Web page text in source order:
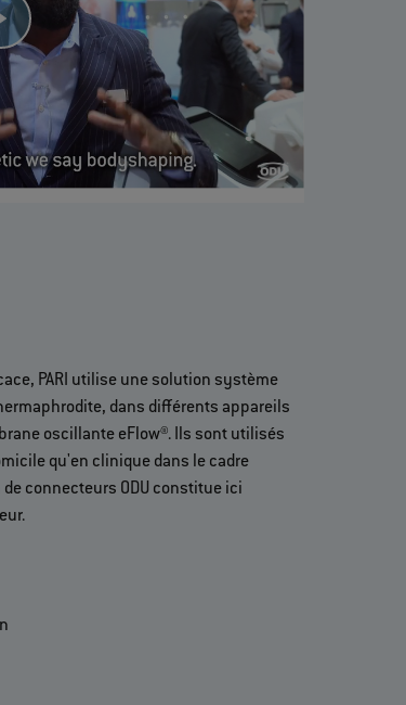
PARI utilise une solution système
dans différents appareils
oscillante eFlow®. Ils sont utilisés
qu'en clinique dans le cadre
connecteurs ODU constitue ici